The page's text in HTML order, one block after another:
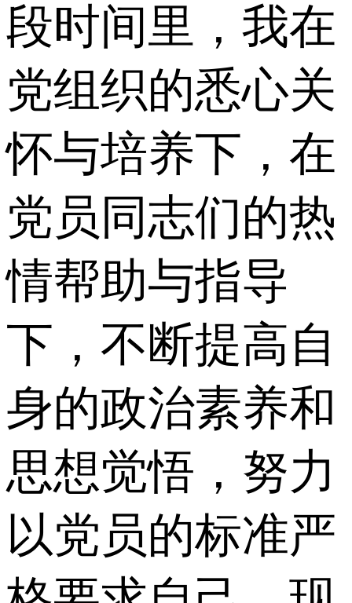
段时间里，我在
党组织的悉心关
怀与培养下，在
党员同志们的热
情帮助与指导
下，不断提高自
身的政治素养和
思想觉悟，努力
以党员的标准严